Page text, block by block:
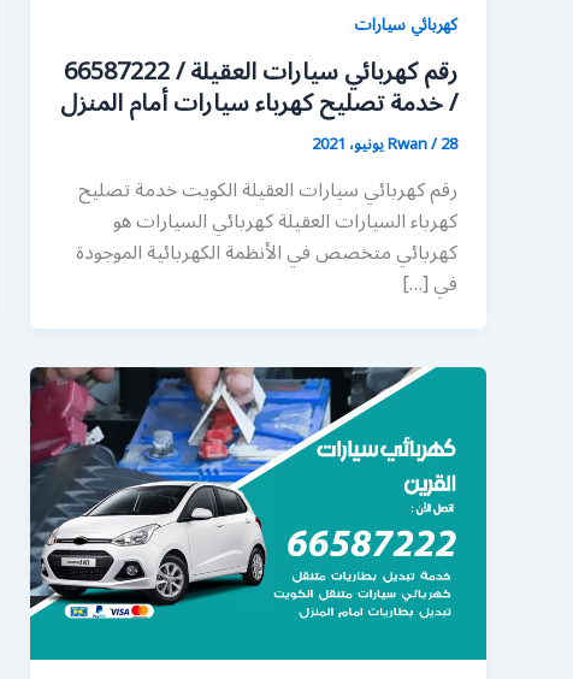
كهربائي سيارات
رقم كهربائي سيارات العقيلة / 66587222
/ خدمة تصليح كهرباء سيارات أمام المنزل
Rwan/28 يونيو، 2021
رقم كهربائي سيارات العقيلة الكويت خدمة تصليح
كهرباء السيارات العقيلة كهربائي السيارات هو
كهربائي متخصص في الأنظمة الكهربائية الموجودة
في […]